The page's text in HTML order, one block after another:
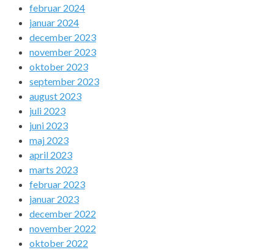
februar 2024
januar 2024
december 2023
november 2023
oktober 2023
september 2023
august 2023
juli 2023
juni 2023
maj 2023
april 2023
marts 2023
februar 2023
januar 2023
december 2022
november 2022
oktober 2022